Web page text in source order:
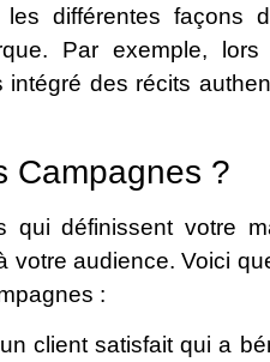
les différentes façons
Par exemple,
des récits
Campagnes ?
qui définissent votre
votre audience. Voici
:
client satisfait qui a